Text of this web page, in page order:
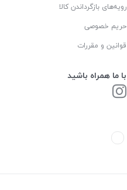
رویه‌های بازگرداندن کالا
حریم خصوصی
قوانین و مقررات
با ما همراه باشید